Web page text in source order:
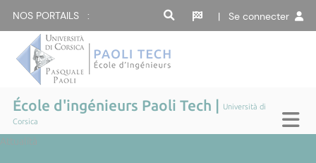
NOS PORTAILS : | Se connecter
École d'ingénieurs Paoli Tech |
Università di
Corsica
Attualità